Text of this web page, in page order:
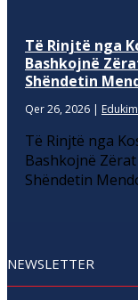
Të Rinjtë nga
Bashkojnë
Shëndetin
Qer 26, 2026 | Edukim
Të Rinjtë nga
Bashkojnë
Shëndetin
NEWSLETTER